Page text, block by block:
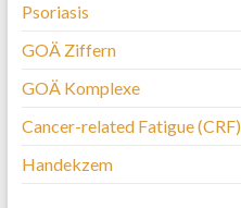
Psoriasis
GOÄ Ziffern
GOÄ Komplexe
Cancer-related Fatigue (CRF)
Handekzem